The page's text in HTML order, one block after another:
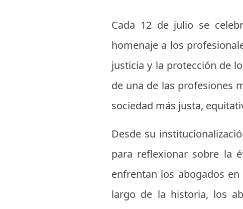
Cada 12 de julio se
homenaje a los
justicia y la protección de
de una de las profesiones
sociedad más justa,
Desde su
para reflexionar sobre la
enfrentan los abogados
largo de la historia, los